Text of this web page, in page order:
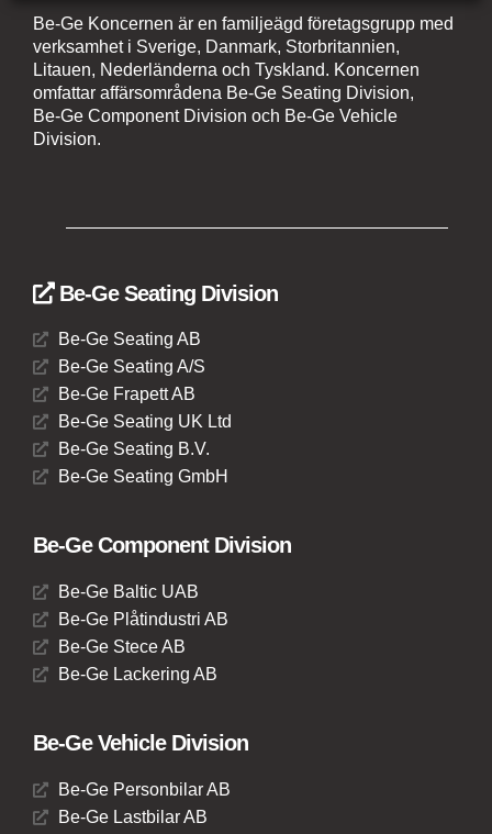
Be-Ge Koncernen är en familjeägd företagsgrupp med
verksamhet i Sverige, Danmark, Storbritannien,
Litauen, Nederländerna och Tyskland. Koncernen
omfattar affärsområdena Be-Ge Seating Division,
Be-Ge Component Division och Be-Ge Vehicle
Division.
Be-Ge Seating Division
Be-Ge Seating AB
Be-Ge Seating A/S
Be-Ge Frapett AB
Be-Ge Seating UK Ltd
Be-Ge Seating B.V.
Be-Ge Seating GmbH
Be-Ge Component Division
Be-Ge Baltic UAB
Be-Ge Plåtindustri AB
Be-Ge Stece AB
Be-Ge Lackering AB
Be-Ge Vehicle Division
Be-Ge Personbilar AB
Be-Ge Lastbilar AB